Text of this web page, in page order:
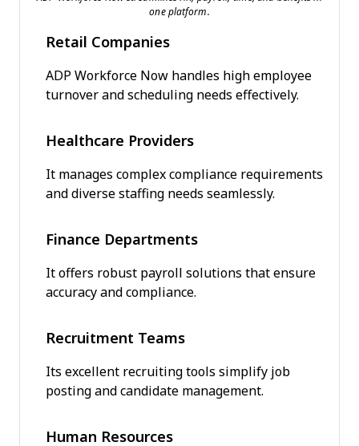
one platform.
Retail Companies
ADP Workforce Now handles high employee
turnover and scheduling needs effectively.
Healthcare Providers
It manages complex compliance requirements
and diverse staffing needs seamlessly.
Finance Departments
It offers robust payroll solutions that ensure
accuracy and compliance.
Recruitment Teams
Its excellent recruiting tools simplify job
posting and candidate management.
Human Resources